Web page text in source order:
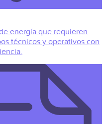
energía que requieren
técnicos y operativos con